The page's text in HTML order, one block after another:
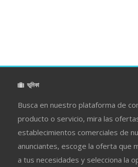
ভূমিকা
Busca en nuestro plataforma de
producto o servicio, mira las
establecimientos comerciales de
anunciantes, escoge la oferta que
a tus necesidades y selecciona la